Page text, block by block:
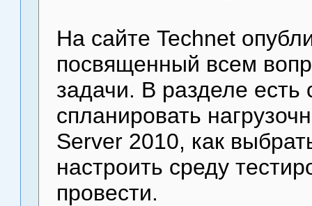
На сайте Technet
посвященный всем
задачи. В разделе есть
спланировать
Server 2010, как
настроить среду
провести.